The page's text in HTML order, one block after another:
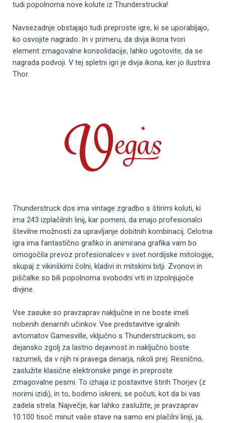
tudi popolnoma nove kolute iz Thunderstrucka!
Navsezadnje obstajajo tudi preproste igre, ki se uporabljajo,
ko osvojite nagrado. In v primeru, da divja ikona tvori
element zmagovalne konsolidacije, lahko ugotovite, da se
nagrada podvoji. V tej spletni igri je divja ikona, ker jo ilustrira
Thor.
Thunderstruck dos ima vintage zgradbo s štirimi koluti, ki
ima 243 izplačilnih linij, kar pomeni, da imajo profesionalci
številne možnosti za upravljanje dobitnih kombinacij. Celotna
igra ima fantastično grafiko in animirana grafika vam bo
omogočila prevoz profesionalcev v svet nordijske mitologije,
skupaj z vikinškimi čolni, kladivi in ​​mitskimi bitji. Zvonovi in ​​
piščalke so bili popolnoma svobodni vrti in izpolnjujoče
divjine.
Vse zasuke so pravzaprav naključne in ne boste imeli
nobenih denarnih učinkov. Vse predstavitve igralnih
avtomatov Gamesville, vključno s Thunderstruckom, so
dejansko zgolj za lastno dejavnost in naključno boste
razumeli, da v njih ni pravega denarja, nikoli prej. Resnično,
zaslužite klasične elektronske pinge in preproste
zmagovalne pesmi. To izhaja iz postavitve štirih Thorjev (z
norimi izidi), in to, bodimo iskreni, se počuti, kot da bi vas
zadela strela. Največje, kar lahko zaslužite, je pravzaprav
10.100 tisoč minut vaše stave na samo eni plačilni liniji, ja,